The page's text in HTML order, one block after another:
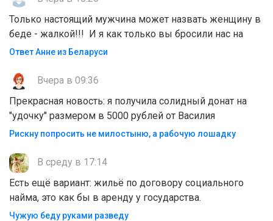
Только настоящий мужчина может назвать женщину в
беде - жалкой!!! И я как только вы бросили нас на
Ответ Анне из Беларуси
Вчера в 09:36
Прекрасная новость: я получила солидный донат на
"удочку" размером в 5000 рублей от Василия
Рискну попросить не милостыню, а рабочую лошадку
В среду в 17:14
Есть ещё вариант: жильё по договору социального
найма, это как бы в аренду у государства.
Чужую беду руками разведу